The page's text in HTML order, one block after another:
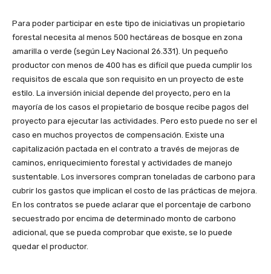
Para poder participar en este tipo de iniciativas un propietario
forestal necesita al menos 500 hectáreas de bosque en zona
amarilla o verde (según Ley Nacional 26.331). Un pequeño
productor con menos de 400 has es difícil que pueda cumplir los
requisitos de escala que son requisito en un proyecto de este
estilo. La inversión inicial depende del proyecto, pero en la
mayoría de los casos el propietario de bosque recibe pagos del
proyecto para ejecutar las actividades. Pero esto puede no ser el
caso en muchos proyectos de compensación. Existe una
capitalización pactada en el contrato a través de mejoras de
caminos, enriquecimiento forestal y actividades de manejo
sustentable. Los inversores compran toneladas de carbono para
cubrir los gastos que implican el costo de las prácticas de mejora.
En los contratos se puede aclarar que el porcentaje de carbono
secuestrado por encima de determinado monto de carbono
adicional, que se pueda comprobar que existe, se lo puede
quedar el productor.